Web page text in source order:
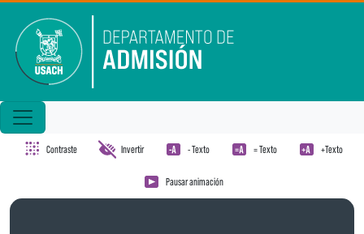
Contraste Invertir - Texto = Texto +Texto
Pausar animación